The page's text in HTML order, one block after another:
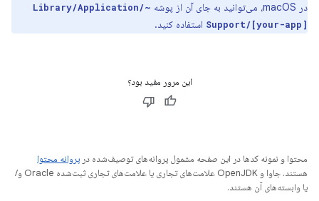
در macOS، می‌توانید به جای آن از پوشه
~/Library/Application
Support/[your-app] استفاده کنید.
این مرور مفید بود؟
محتوا و نمونه کدها در این صفحه مشمول پروانه‌های توصیف‌شده در پروانه محتوا
هستند. جاوا و OpenJDK علامت‌های تجاری یا علامت‌های تجاری ثبت‌شده Oracle و/
یا وابسته‌های آن هستند.